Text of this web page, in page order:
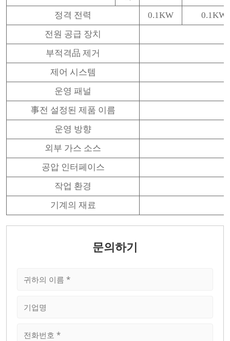
정격 전력
0.1KW
0.1KW
전원 공급 장치
부적격品 제거
제어 시스템
운영 패널
事전 설정된 제품 이름
운영 방향
외부 가스 소스
공압 인터페이스
작업 환경
기계의 재료
문의하기